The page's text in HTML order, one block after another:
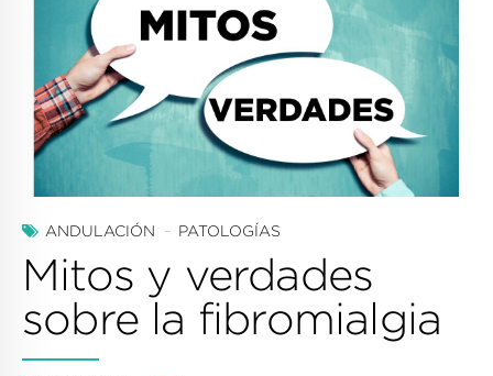
ANDULACIÓN PATOLOGÍAS
Mitos y verdades
sobre la fibromialgia